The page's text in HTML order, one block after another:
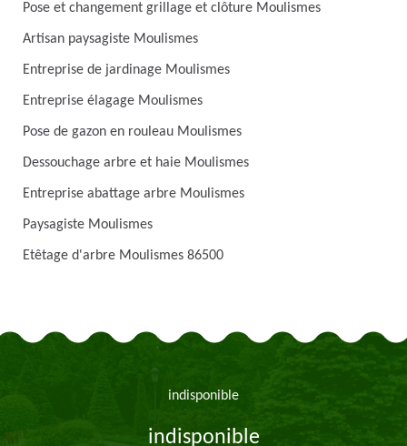
Pose et changement grillage et clôture Moulismes
Artisan paysagiste Moulismes
Entreprise de jardinage Moulismes
Entreprise élagage Moulismes
Pose de gazon en rouleau Moulismes
Dessouchage arbre et haie Moulismes
Entreprise abattage arbre Moulismes
Paysagiste Moulismes
Etêtage d'arbre Moulismes 86500
indisponible
indisponible